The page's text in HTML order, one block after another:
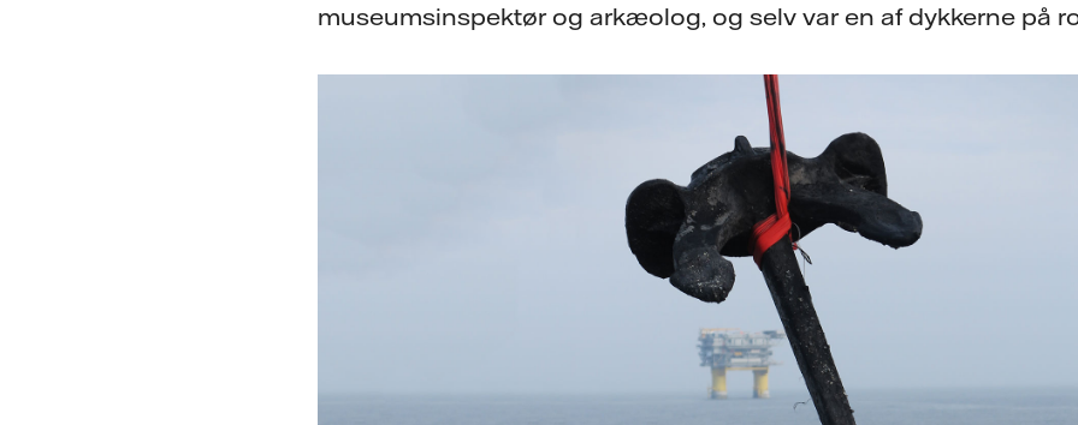
museumsinspektør og arkæolog, og selv var en af dykkerne på